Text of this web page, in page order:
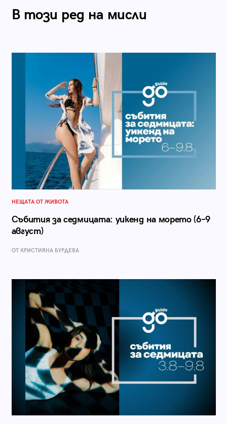
В този ред на мисли
НЕЩАТА ОТ ЖИВОТА
Събития за седмицата: уикенд на морето (6–9
август)
ОТ КРИСТИЯНА БУРДЕВА